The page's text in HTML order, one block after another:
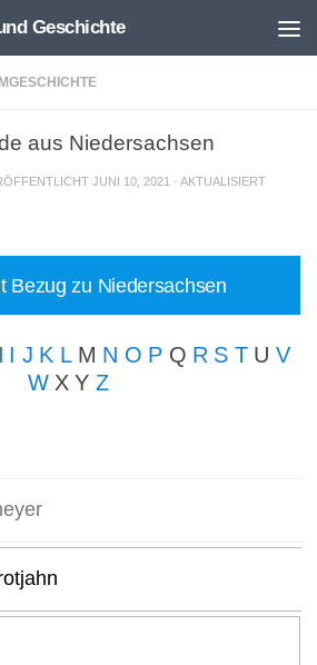
Geschichte
aus Niedersachsen
JUNI 10, 2021 · AKTUALISIERT
Bezug zu Niedersachsen
I J K LM N O PQ R S TU V
WX Y Z